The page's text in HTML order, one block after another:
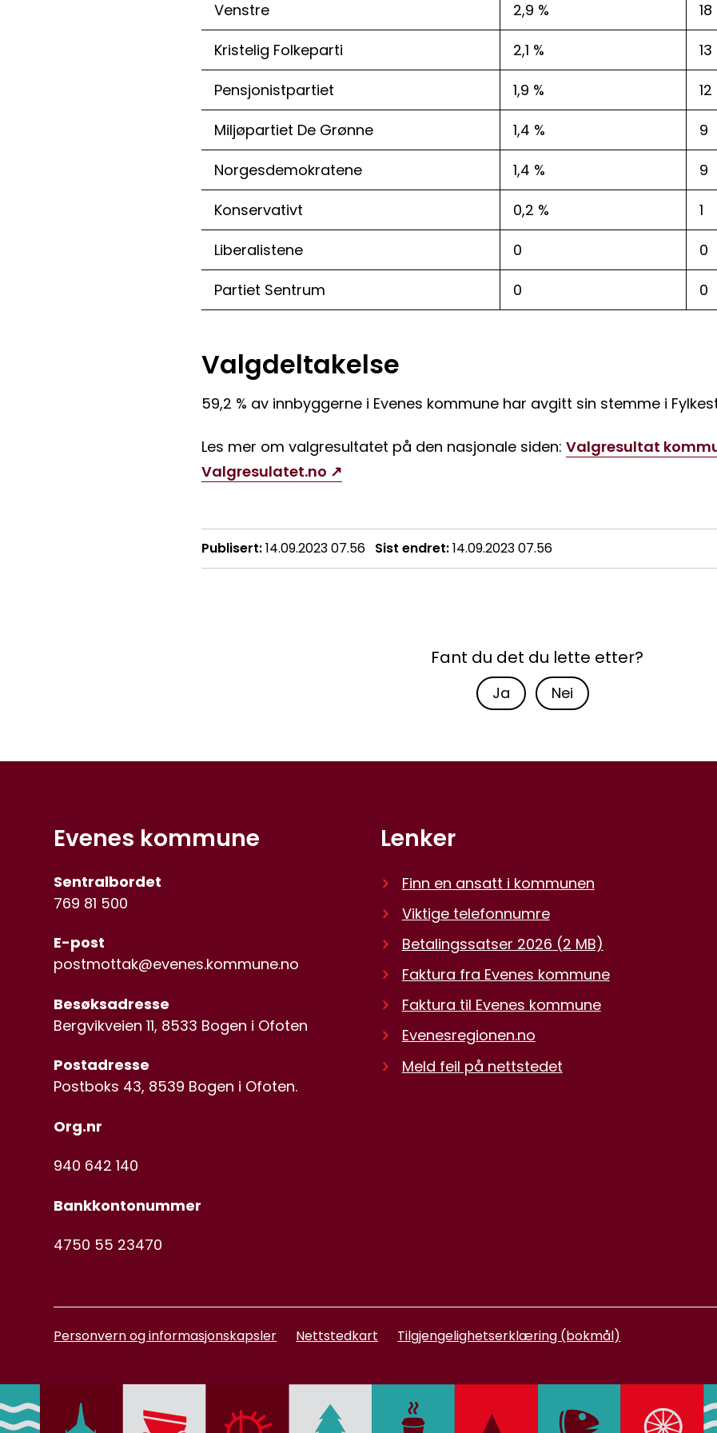
Venstre
2,9 %
18
Kristelig Folkeparti
2,1 %
13
Pensjonistpartiet
1,9 %
12
Miljøpartiet De Grønne
1,4 %
9
Norgesdemokratene
1,4 %
9
Konservativt
0,2 %
1
Liberalistene
0
0
Partiet Sentrum
0 0
Valgdeltakelse
59,2 % av innbyggerne i Evenes kommune har avgitt sin stemme i
Les mer om valgresultatet på den nasjonale siden: Valgresultat
Valgresulatet.no
Publisert 14.09.2023 07.56 Sist endret 14.09.2023 07.56
Fant du det du lette etter?
Ja Nei
Evenes kommune
Sentralbordet
769 81 500
E-post
postmottak@evenes.kommune.no
Besøksadresse
Bergvikveien 11, 8533 Bogen i Ofoten
Postadresse
Postboks 43, 8539 Bogen i Ofoten.
Org.nr
940 642 140
Bankkontonummer
4750 55 23470
Lenker
Finn en ansatt i kommunen
Viktige telefonnumre
Betalingssatser 2026 (2 MB)
Faktura fra Evenes kommune
Faktura til Evenes kommune
Evenesregionen.no
Meld feil på nettstedet
Personvern og informasjonskapsler Nettstedkart Tilgjengelighetserklæring (bokmål)